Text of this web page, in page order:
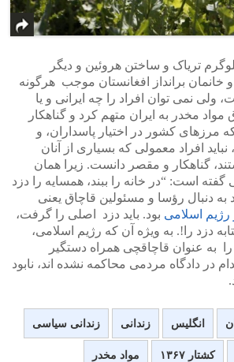
تریاک و ساختن هروئین و دیگر
خانمان برانداز افغانستان موجب هرگونه
نمی توان افراد را چه ایرانی و یا
مواد مخدر به ایران متهم کرد و گناهکار
مرزهای کشور در اختیار پاسداران، و
افراد معمولی که بسیاری از آنان
گناهکار و مقصر دانست. زیرا همان
گفته است: “در خانه را ببند، همسایه را دزد
به دنبال رؤسا و مسئولین قاچاق یعنی
رژیم اسلامی بود. باید دزد اصلی را گرفت،
دزد را!. به ویژه آن که رژیم اسلامی،
به عنوان قاچاقچی همراه دستگیر
در دادگاه مردمی محاکمه نشده اند، نابود
انگلیس زندانی زندانی سیاسی
کشتار ۱۳۶۷ مواد مخدر